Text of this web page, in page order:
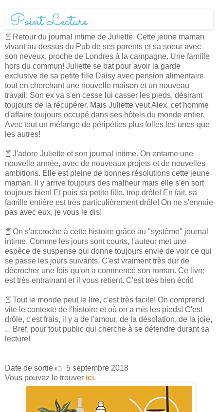
📕Retour du journal intime de Juliette. Cette jeune maman
vivant au-dessus du Pub de ses parents et sa soeur avec
son neveux, proche de Londres à la campagne. Une famille
hors du commun! Juliette se bat pour avoir la garde
exclusive de sa petite fille Daisy avec pension alimentaire,
tout en cherchant une nouvelle maison et un nouveau
travail. Son ex va s'en cesse lui casser les pieds, désirant
toujours de la récupérer. Mais Juliette veut Alex, cet homme
d'affaire toujours occupé dans ses hôtels du monde entier.
Avec tout un mélange de péripéties plus folles les unes que
les autres!
📕J'adore Juliette et son journal intime. On entame une
nouvelle année, avec de nouveaux projets et de nouvelles
ambitions. Elle est pleine de bonnes résolutions cette jeune
maman. Il y arrive toujours des malheur mais elle s'en sort
toujours bien! Et puis sa petite fille, trop drôle! En fait, sa
famille entière est très particulièrement drôle! On ne s'ennuie
pas avec eux, je vous le dis!
📕On s'accroche à cette histoire grâce au "système" journal
intime. Comme les jours sont courts, l'auteur met une
espèce de suspense qui donne toujours envie de voir ce qui
se passe les jours suivants. C'est vraiment très dur de
décrocher une fois qu'on a commencé son roman. Ce livre
est très entrainant et il vous retient. C'est très bien écrit!
📕Tout le monde peut le lire, c'est très facile! On comprend
vite le contexte de l'histoire et où on a mis les pieds! C'est
drôle, c'est frais, il y a de l'amour, de la désolation, de la joie,
... Bref, pour tout public qui cherche à se détendre durant sa
lecture!
Date de sortie 👉 5 septembre 2018
Vous pouvez le trouver ici.